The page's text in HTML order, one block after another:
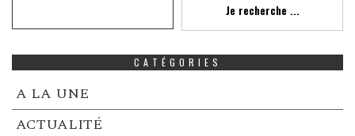
Je recherche ...
CATÉGORIES
A LA UNE
ACTUALITÉ